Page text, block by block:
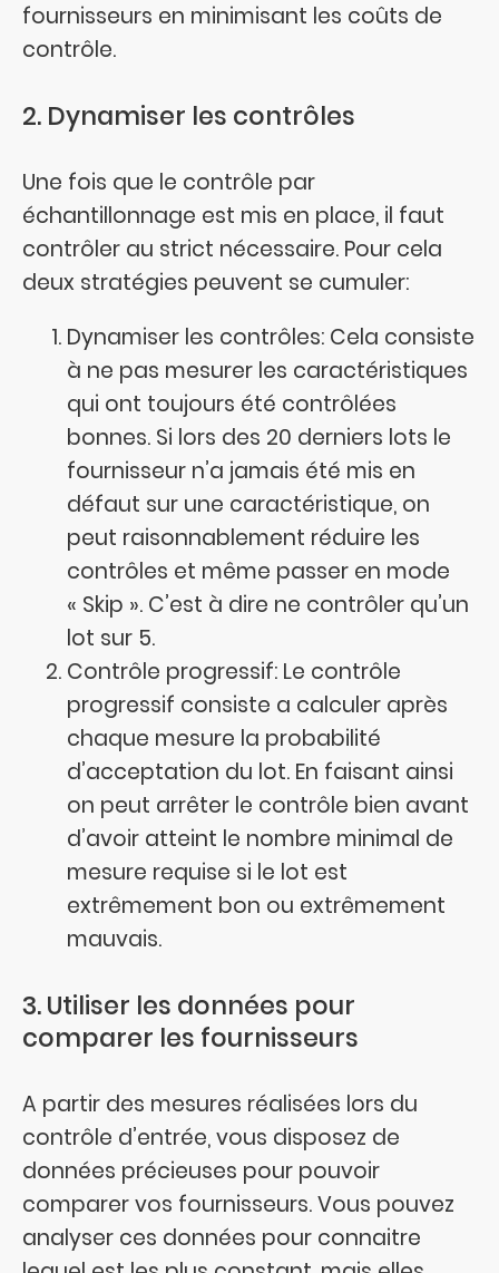
fournisseurs en minimisant les coûts de
contrôle.
2. Dynamiser les contrôles
Une fois que le contrôle par
échantillonnage est mis en place, il faut
contrôler au strict nécessaire. Pour cela
deux stratégies peuvent se cumuler:
Dynamiser les contrôles: Cela consiste
à ne pas mesurer les caractéristiques
qui ont toujours été contrôlées
bonnes. Si lors des 20 derniers lots le
fournisseur n’a jamais été mis en
défaut sur une caractéristique, on
peut raisonnablement réduire les
contrôles et même passer en mode
« Skip ». C’est à dire ne contrôler qu’un
lot sur 5.
Contrôle progressif: Le contrôle
progressif consiste a calculer après
chaque mesure la probabilité
d’acceptation du lot. En faisant ainsi
on peut arrêter le contrôle bien avant
d’avoir atteint le nombre minimal de
mesure requise si le lot est
extrêmement bon ou extrêmement
mauvais.
3. Utiliser les données pour
comparer les fournisseurs
A partir des mesures réalisées lors du
contrôle d’entrée, vous disposez de
données précieuses pour pouvoir
comparer vos fournisseurs. Vous pouvez
analyser ces données pour connaitre